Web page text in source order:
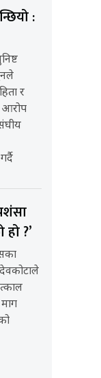
:
र
आरोप
?’
देवकोटाले